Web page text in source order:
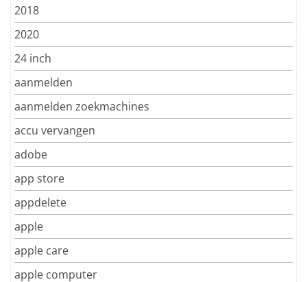
2018
2020
24 inch
aanmelden
aanmelden zoekmachines
accu vervangen
adobe
app store
appdelete
apple
apple care
apple computer